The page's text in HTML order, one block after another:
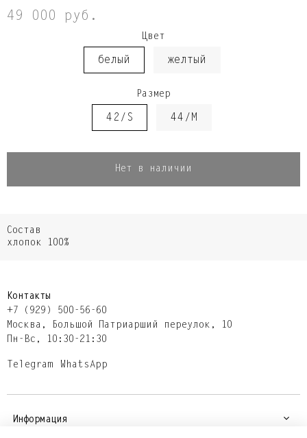
49 000 руб.
Цвет
белый желтый
Размер
42/S 44/M
Нет в наличии
Состав
хлопок 100%
Информация
Контакты
+7 (929) 500-56-60
Москва,​ Большой Патриарший переулок,​ 10
Пн-Вс, 10:30-21:30
Telegram WhatsApp